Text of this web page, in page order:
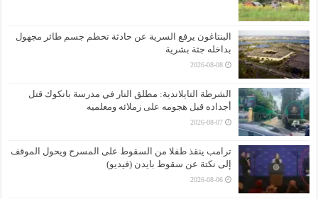
البنتاغون يرفع السرية عن حادثة تحطم جسم طائر مجهول
بداخله جثة بشرية
2026-08-08
الشرطة التايلاندية: مطلق النار في مدرسة بانكوك قتل
أجداده قبل هجومه على زملائه ومعلميه
2026-08-07
ترامب ينقذ طفلا من السقوط على المسرح ويحول الموقف
إلى نكتة عن سقوط بايدن (فيديو)
2026-08-06